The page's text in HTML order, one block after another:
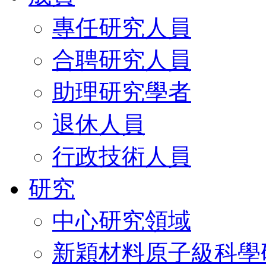
專任研究人員
合聘研究人員
助理研究學者
退休人員
行政技術人員
研究
中心研究領域
新穎材料原子級科